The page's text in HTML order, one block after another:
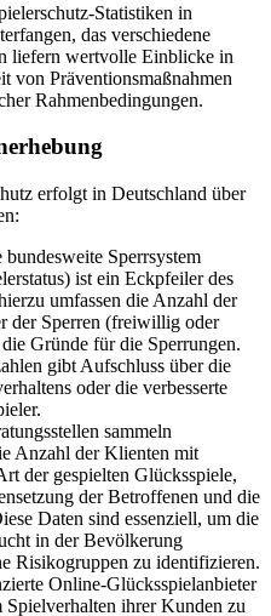
Statistiken in
das verschiedene
liefern wertvolle Einblicke in
von Präventionsmaßnahmen
Rahmenbedingungen.
erfolgt in Deutschland über
bundesweite Sperrsystem
ist ein Eckpfeiler des
umfassen die Anzahl der
der Sperren (freiwillig oder
Gründe für die Sperrungen.
gibt Aufschluss über die
oder die verbesserte
sammeln
Anzahl der Klienten mit
der gespielten Glücksspiele,
der Betroffenen und die
Daten sind essenziell, um die
in der Bevölkerung
Risikogruppen zu identifizieren.
Online-Glücksspielanbieter
ihrer Kunden zu